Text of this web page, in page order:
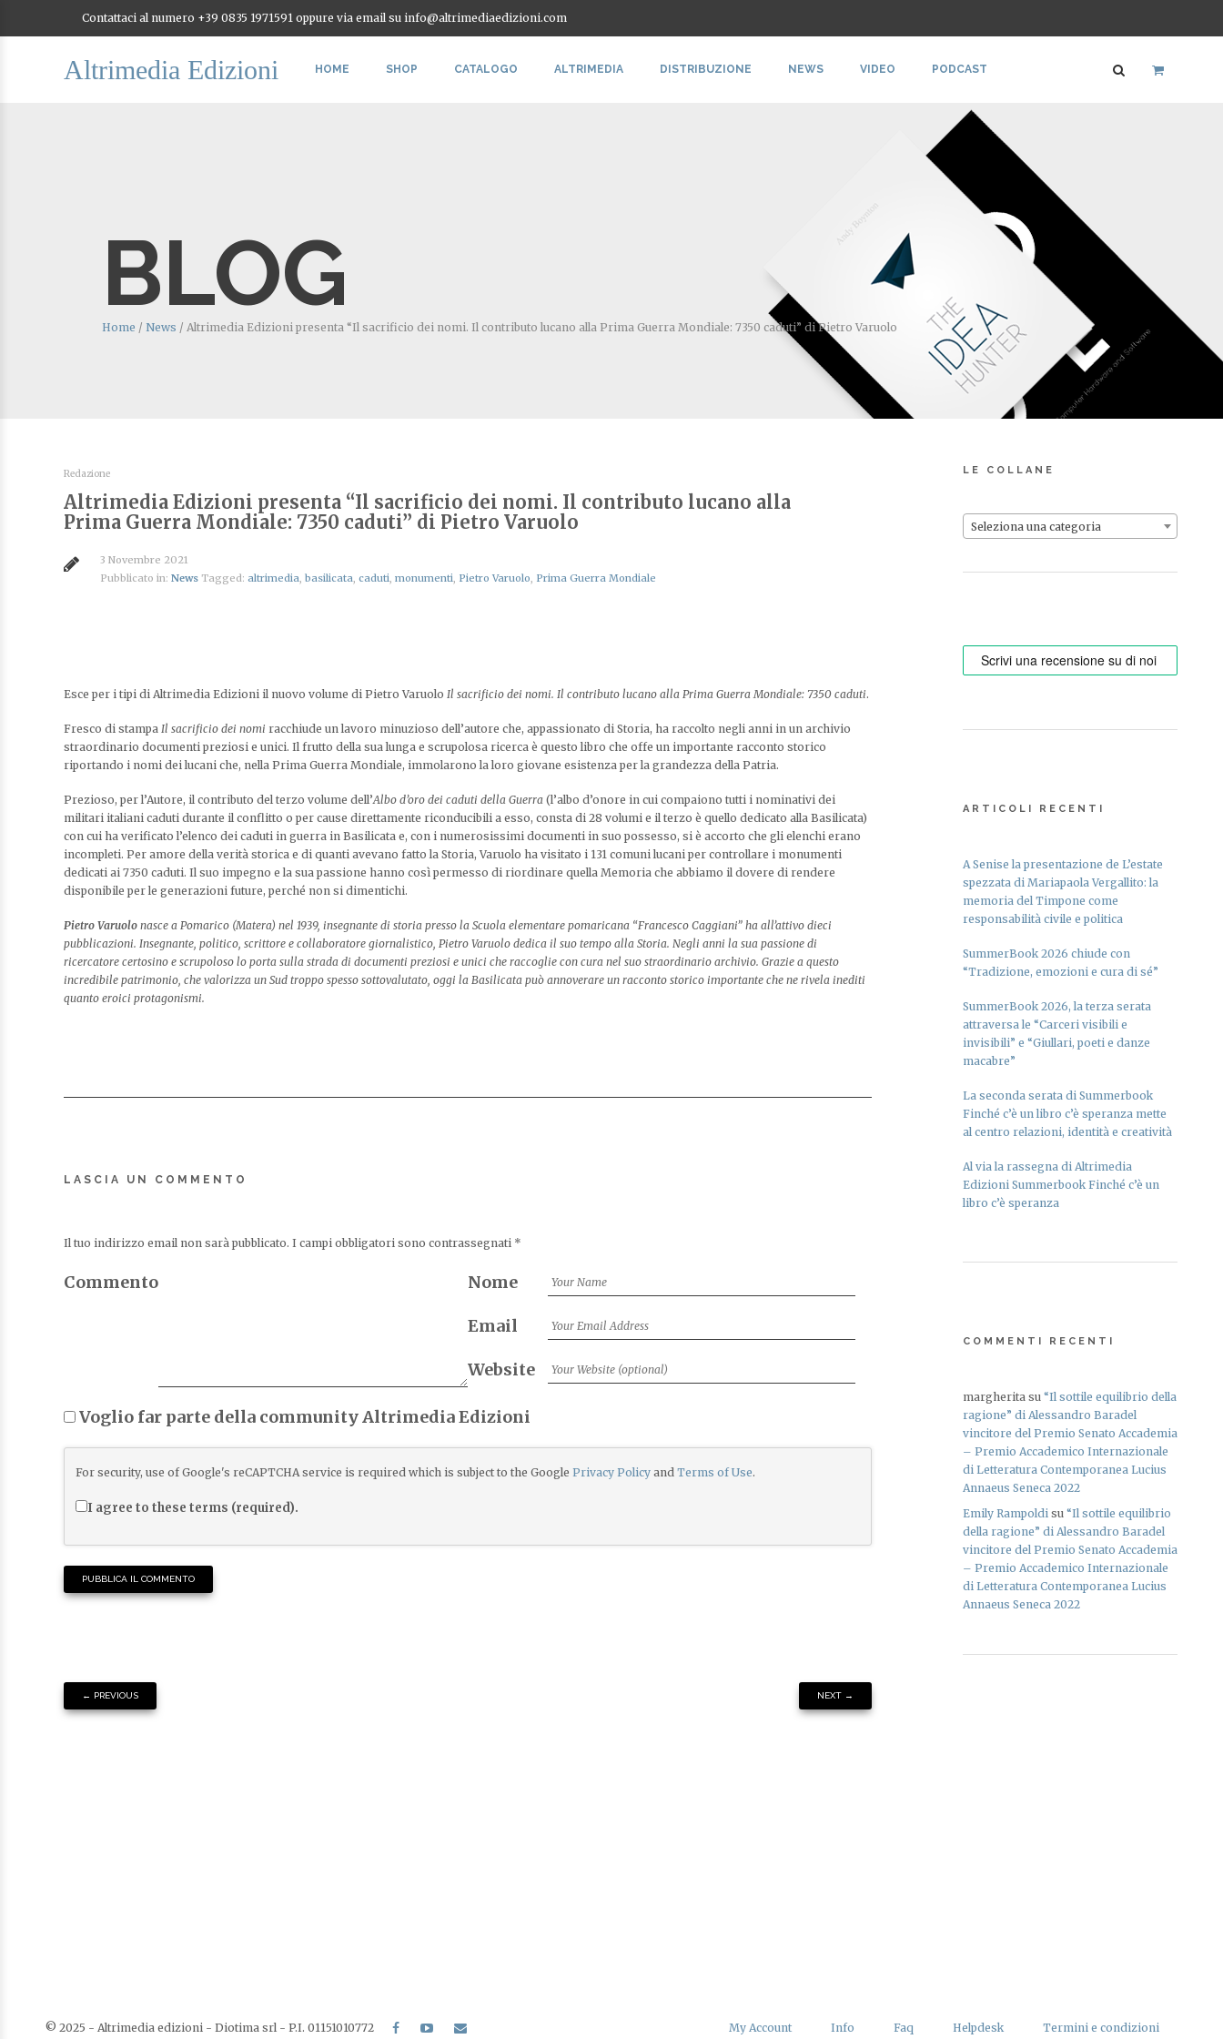
Contattaci al numero +39 0835 1971591 oppure via email su info@altrimediaedizioni.com
Altrimedia Edizioni HOME SHOP CATALOGO ALTRIMEDIA DISTRIBUZIONE NEWS VIDEO PODCAST
BLOG
Home / News / Altrimedia Edizioni presenta “Il sacrificio dei nomi. Il contributo lucano alla Prima Guerra Mondiale: 7350 caduti” di Pietro Varuolo
Redazione
Altrimedia Edizioni presenta “Il sacrificio dei nomi. Il contributo lucano alla
Prima Guerra Mondiale: 7350 caduti” di Pietro Varuolo
3 Novembre 2021
Pubblicato in: News Tagged: altrimedia, basilicata, caduti, monumenti, Pietro Varuolo, Prima Guerra Mondiale
Esce per i tipi di Altrimedia Edizioni il nuovo volume di Pietro Varuolo Il sacrificio dei nomi. Il contributo lucano alla Prima Guerra Mondiale: 7350 caduti.
Fresco di stampa Il sacrificio dei nomi racchiude un lavoro minuzioso dell’autore che, appassionato di Storia, ha raccolto negli anni in un archivio
straordinario documenti preziosi e unici. Il frutto della sua lunga e scrupolosa ricerca è questo libro che offe un importante racconto storico
riportando i nomi dei lucani che, nella Prima Guerra Mondiale, immolarono la loro giovane esistenza per la grandezza della Patria.
Prezioso, per l’Autore, il contributo del terzo volume dell’Albo d’oro dei caduti della Guerra (l’albo d’onore in cui compaiono tutti i nominativi dei
militari italiani caduti durante il conflitto o per cause direttamente riconducibili a esso, consta di 28 volumi e il terzo è quello dedicato alla Basilicata)
con cui ha verificato l’elenco dei caduti in guerra in Basilicata e, con i numerosissimi documenti in suo possesso, si è accorto che gli elenchi erano
incompleti. Per amore della verità storica e di quanti avevano fatto la Storia, Varuolo ha visitato i 131 comuni lucani per controllare i monumenti
dedicati ai 7350 caduti. Il suo impegno e la sua passione hanno così permesso di riordinare quella Memoria che abbiamo il dovere di rendere
disponibile per le generazioni future, perché non si dimentichi.
Pietro Varuolo nasce a Pomarico (Matera) nel 1939, insegnante di storia presso la Scuola elementare pomaricana “Francesco Caggiani” ha all’attivo dieci
pubblicazioni. Insegnante, politico, scrittore e collaboratore giornalistico, Pietro Varuolo dedica il suo tempo alla Storia. Negli anni la sua passione di
ricercatore certosino e scrupoloso lo porta sulla strada di documenti preziosi e unici che raccoglie con cura nel suo straordinario archivio. Grazie a questo
incredibile patrimonio, che valorizza un Sud troppo spesso sottovalutato, oggi la Basilicata può annoverare un racconto storico importante che ne rivela inediti
quanto eroici protagonismi.
LASCIA UN COMMENTO
Il tuo indirizzo email non sarà pubblicato. I campi obbligatori sono contrassegnati *
Commento Nome
Email
Website
Voglio far parte della community Altrimedia Edizioni
For security, use of Google's reCAPTCHA service is required which is subject to the Google Privacy Policy and Terms of Use.
I agree to these terms (required).
← PREVIOUS NEXT →
LE COLLANE
Seleziona una categoria
ARTICOLI RECENTI
A Senise la presentazione de L’estate
spezzata di Mariapaola Vergallito: la
memoria del Timpone come
responsabilità civile e politica
SummerBook 2026 chiude con
“Tradizione, emozioni e cura di sé”
SummerBook 2026, la terza serata
attraversa le “Carceri visibili e
invisibili” e “Giullari, poeti e danze
macabre”
La seconda serata di Summerbook
Finché c’è un libro c’è speranza mette
al centro relazioni, identità e creatività
Al via la rassegna di Altrimedia
Edizioni Summerbook Finché c’è un
libro c’è speranza
COMMENTI RECENTI
margherita su “Il sottile equilibrio della
ragione” di Alessandro Baradel
vincitore del Premio Senato Accademia
– Premio Accademico Internazionale
di Letteratura Contemporanea Lucius
Annaeus Seneca 2022
Emily Rampoldi su “Il sottile equilibrio
della ragione” di Alessandro Baradel
vincitore del Premio Senato Accademia
– Premio Accademico Internazionale
di Letteratura Contemporanea Lucius
Annaeus Seneca 2022
© 2025 - Altrimedia edizioni - Diotima srl - P.I. 01151010772 My Account Info Faq Helpdesk Termini e condizioni